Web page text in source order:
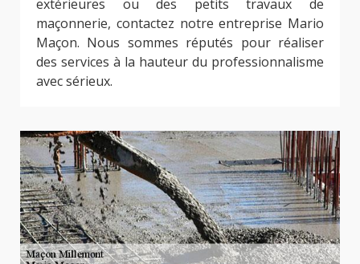
extérieures ou des petits travaux de
maçonnerie, contactez notre entreprise Mario
Maçon. Nous sommes réputés pour réaliser
des services à la hauteur du professionnalisme
avec sérieux.